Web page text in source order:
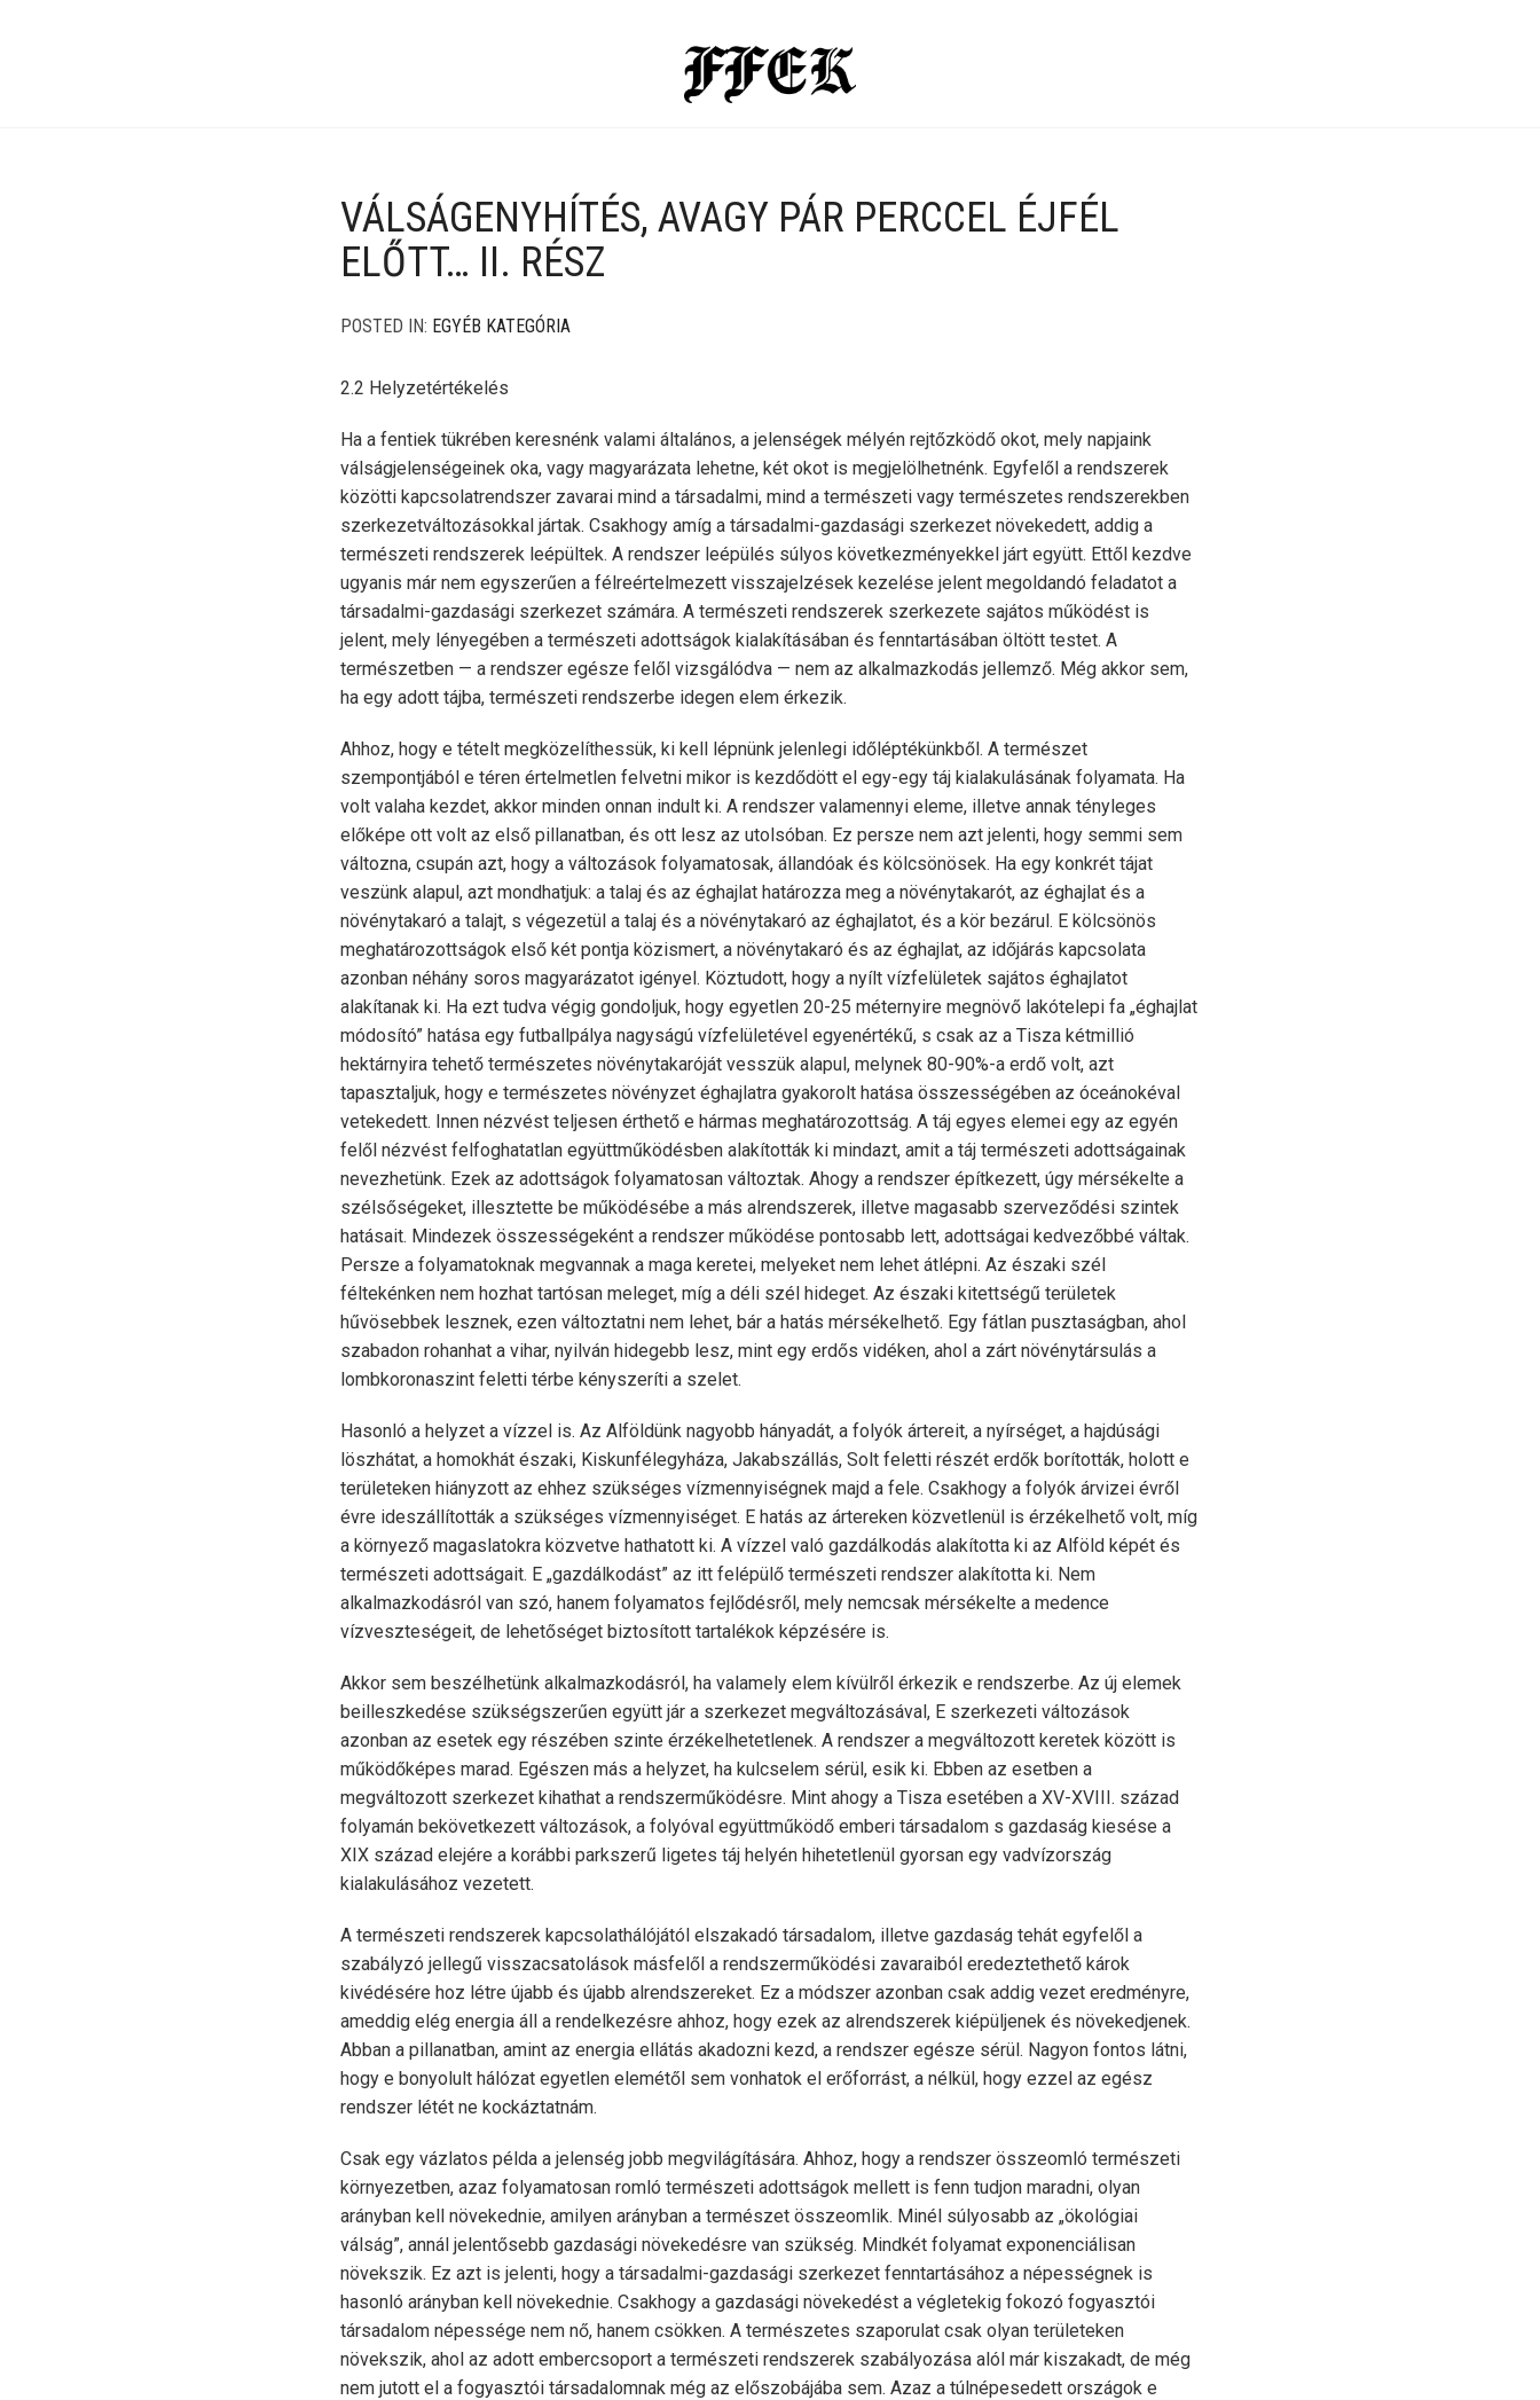
VÁLSÁGENYHÍTÉS, AVAGY PÁR PERCCEL ÉJFÉL
ELŐTT… II. RÉSZ
POSTED IN: EGYÉB KATEGÓRIA
2.2 Helyzetértékelés
Ha a fentiek tükrében keresnénk valami általános, a jelenségek mélyén rejtőzködő okot, mely napjaink
válságjelenségeinek oka, vagy magyarázata lehetne, két okot is megjelölhetnénk. Egyfelől a rendszerek
közötti kapcsolatrendszer zavarai mind a társadalmi, mind a természeti vagy természetes rendszerekben
szerkezetváltozásokkal jártak. Csakhogy amíg a társadalmi-gazdasági szerkezet növekedett, addig a
természeti rendszerek leépültek. A rendszer leépülés súlyos következményekkel járt együtt. Ettől kezdve
ugyanis már nem egyszerűen a félreértelmezett visszajelzések kezelése jelent megoldandó feladatot a
társadalmi-gazdasági szerkezet számára. A természeti rendszerek szerkezete sajátos működést is
jelent, mely lényegében a természeti adottságok kialakításában és fenntartásában öltött testet. A
természetben — a rendszer egésze felől vizsgálódva — nem az alkalmazkodás jellemző. Még akkor sem,
ha egy adott tájba, természeti rendszerbe idegen elem érkezik.
Ahhoz, hogy e tételt megközelíthessük, ki kell lépnünk jelenlegi időléptékünkből. A természet
szempontjából e téren értelmetlen felvetni mikor is kezdődött el egy-egy táj kialakulásának folyamata. Ha
volt valaha kezdet, akkor minden onnan indult ki. A rendszer valamennyi eleme, illetve annak tényleges
előképe ott volt az első pillanatban, és ott lesz az utolsóban. Ez persze nem azt jelenti, hogy semmi sem
változna, csupán azt, hogy a változások folyamatosak, állandóak és kölcsönösek. Ha egy konkrét tájat
veszünk alapul, azt mondhatjuk: a talaj és az éghajlat határozza meg a növénytakarót, az éghajlat és a
növénytakaró a talajt, s végezetül a talaj és a növénytakaró az éghajlatot, és a kör bezárul. E kölcsönös
meghatározottságok első két pontja közismert, a növénytakaró és az éghajlat, az időjárás kapcsolata
azonban néhány soros magyarázatot igényel. Köztudott, hogy a nyílt vízfelületek sajátos éghajlatot
alakítanak ki. Ha ezt tudva végig gondoljuk, hogy egyetlen 20-25 méternyire megnövő lakótelepi fa „éghajlat
módosító” hatása egy futballpálya nagyságú vízfelületével egyenértékű, s csak az a Tisza kétmillió
hektárnyira tehető természetes növénytakaróját vesszük alapul, melynek 80-90%-a erdő volt, azt
tapasztaljuk, hogy e természetes növényzet éghajlatra gyakorolt hatása összességében az óceánokéval
vetekedett. Innen nézvést teljesen érthető e hármas meghatározottság. A táj egyes elemei egy az egyén
felől nézvést felfoghatatlan együttműködésben alakították ki mindazt, amit a táj természeti adottságainak
nevezhetünk. Ezek az adottságok folyamatosan változtak. Ahogy a rendszer építkezett, úgy mérsékelte a
szélsőségeket, illesztette be működésébe a más alrendszerek, illetve magasabb szerveződési szintek
hatásait. Mindezek összességeként a rendszer működése pontosabb lett, adottságai kedvezőbbé váltak.
Persze a folyamatoknak megvannak a maga keretei, melyeket nem lehet átlépni. Az északi szél
féltekénken nem hozhat tartósan meleget, míg a déli szél hideget. Az északi kitettségű területek
hűvösebbek lesznek, ezen változtatni nem lehet, bár a hatás mérsékelhető. Egy fátlan pusztaságban, ahol
szabadon rohanhat a vihar, nyilván hidegebb lesz, mint egy erdős vidéken, ahol a zárt növénytársulás a
lombkoronaszint feletti térbe kényszeríti a szelet.
Hasonló a helyzet a vízzel is. Az Alföldünk nagyobb hányadát, a folyók ártereit, a nyírséget, a hajdúsági
löszhátat, a homokhát északi, Kiskunfélegyháza, Jakabszállás, Solt feletti részét erdők borították, holott e
területeken hiányzott az ehhez szükséges vízmennyiségnek majd a fele. Csakhogy a folyók árvizei évről
évre ideszállították a szükséges vízmennyiséget. E hatás az ártereken közvetlenül is érzékelhető volt, míg
a környező magaslatokra közvetve hathatott ki. A vízzel való gazdálkodás alakította ki az Alföld képét és
természeti adottságait. E „gazdálkodást” az itt felépülő természeti rendszer alakította ki. Nem
alkalmazkodásról van szó, hanem folyamatos fejlődésről, mely nemcsak mérsékelte a medence
vízveszteségeit, de lehetőséget biztosított tartalékok képzésére is.
Akkor sem beszélhetünk alkalmazkodásról, ha valamely elem kívülről érkezik e rendszerbe. Az új elemek
beilleszkedése szükségszerűen együtt jár a szerkezet megváltozásával, E szerkezeti változások
azonban az esetek egy részében szinte érzékelhetetlenek. A rendszer a megváltozott keretek között is
működőképes marad. Egészen más a helyzet, ha kulcselem sérül, esik ki. Ebben az esetben a
megváltozott szerkezet kihathat a rendszerműködésre. Mint ahogy a Tisza esetében a XV-XVIII. század
folyamán bekövetkezett változások, a folyóval együttműködő emberi társadalom s gazdaság kiesése a
XIX század elejére a korábbi parkszerű ligetes táj helyén hihetetlenül gyorsan egy vadvízország
kialakulásához vezetett.
A természeti rendszerek kapcsolathálójától elszakadó társadalom, illetve gazdaság tehát egyfelől a
szabályzó jellegű visszacsatolások másfelől a rendszerműködési zavaraiból eredeztethető károk
kivédésére hoz létre újabb és újabb alrendszereket. Ez a módszer azonban csak addig vezet eredményre,
ameddig elég energia áll a rendelkezésre ahhoz, hogy ezek az alrendszerek kiépüljenek és növekedjenek.
Abban a pillanatban, amint az energia ellátás akadozni kezd, a rendszer egésze sérül. Nagyon fontos látni,
hogy e bonyolult hálózat egyetlen elemétől sem vonhatok el erőforrást, a nélkül, hogy ezzel az egész
rendszer létét ne kockáztatnám.
Csak egy vázlatos példa a jelenség jobb megvilágítására. Ahhoz, hogy a rendszer összeomló természeti
környezetben, azaz folyamatosan romló természeti adottságok mellett is fenn tudjon maradni, olyan
arányban kell növekednie, amilyen arányban a természet összeomlik. Minél súlyosabb az „ökológiai
válság”, annál jelentősebb gazdasági növekedésre van szükség. Mindkét folyamat exponenciálisan
növekszik. Ez azt is jelenti, hogy a társadalmi-gazdasági szerkezet fenntartásához a népességnek is
hasonló arányban kell növekednie. Csakhogy a gazdasági növekedést a végletekig fokozó fogyasztói
társadalom népessége nem nő, hanem csökken. A természetes szaporulat csak olyan területeken
növekszik, ahol az adott embercsoport a természeti rendszerek szabályozása alól már kiszakadt, de még
nem jutott el a fogyasztói társadalomnak még az előszobájába sem. Azaz a túlnépesedett országok e